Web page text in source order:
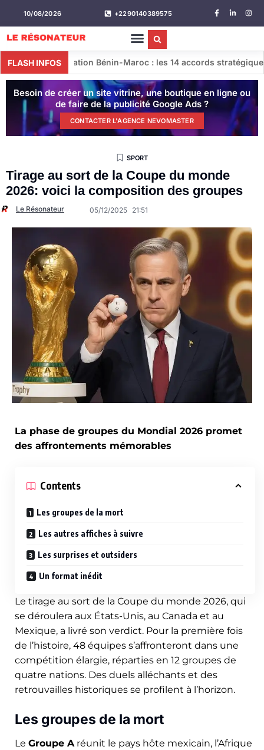
10/08/2026 +2290140389575
FLASH INFOS
Bénin-Maroc : les 14 accords stratégiques conclus lors de
Besoin de créer un site vitrine, une boutique en ligne ou
de faire de la publicité Google Ads ?
CONTACTER L'AGENCE NEVOMASTER
SPORT
Tirage au sort de la Coupe du monde
2026: voici la composition des groupes
Le Résonateur 05/12/2025 21:51
La phase de groupes du Mondial 2026 promet
des affrontements mémorables
Contents
Les groupes de la mort
Les autres affiches à suivre
Les surprises et outsiders
Un format inédit
Le tirage au sort de la Coupe du monde 2026, qui
se déroulera aux États-Unis, au Canada et au
Mexique, a livré son verdict. Pour la première fois
de l’histoire, 48 équipes s’affronteront dans une
compétition élargie, réparties en 12 groupes de
quatre nations. Des duels alléchants et des
retrouvailles historiques se profilent à l’horizon.
Les groupes de la mort
Le Groupe Aréunit le pays hôte mexicain, l’Afrique